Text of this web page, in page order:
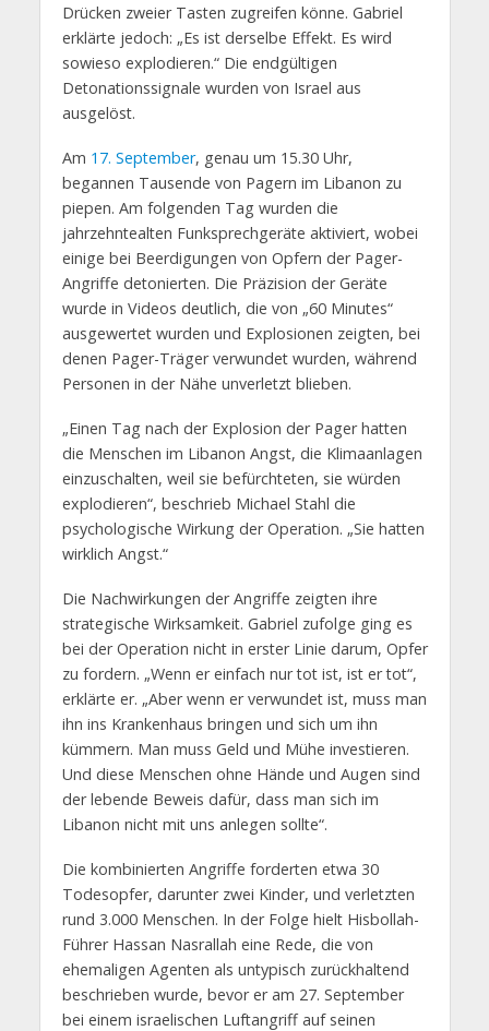
Drücken zweier Tasten zugreifen könne. Gabriel
erklärte jedoch: „Es ist derselbe Effekt. Es wird
sowieso explodieren.“ Die endgültigen
Detonationssignale wurden von Israel aus
ausgelöst.
Am 17. September, genau um 15.30 Uhr,
begannen Tausende von Pagern im Libanon zu
piepen. Am folgenden Tag wurden die
jahrzehntealten Funksprechgeräte aktiviert, wobei
einige bei Beerdigungen von Opfern der Pager-
Angriffe detonierten. Die Präzision der Geräte
wurde in Videos deutlich, die von „60 Minutes“
ausgewertet wurden und Explosionen zeigten, bei
denen Pager-Träger verwundet wurden, während
Personen in der Nähe unverletzt blieben.
„Einen Tag nach der Explosion der Pager hatten
die Menschen im Libanon Angst, die Klimaanlagen
einzuschalten, weil sie befürchteten, sie würden
explodieren“, beschrieb Michael Stahl die
psychologische Wirkung der Operation. „Sie hatten
wirklich Angst.“
Die Nachwirkungen der Angriffe zeigten ihre
strategische Wirksamkeit. Gabriel zufolge ging es
bei der Operation nicht in erster Linie darum, Opfer
zu fordern. „Wenn er einfach nur tot ist, ist er tot“,
erklärte er. „Aber wenn er verwundet ist, muss man
ihn ins Krankenhaus bringen und sich um ihn
kümmern. Man muss Geld und Mühe investieren.
Und diese Menschen ohne Hände und Augen sind
der lebende Beweis dafür, dass man sich im
Libanon nicht mit uns anlegen sollte“.
Die kombinierten Angriffe forderten etwa 30
Todesopfer, darunter zwei Kinder, und verletzten
rund 3.000 Menschen. In der Folge hielt Hisbollah-
Führer Hassan Nasrallah eine Rede, die von
ehemaligen Agenten als untypisch zurückhaltend
beschrieben wurde, bevor er am 27. September
bei einem israelischen Luftangriff auf seinen